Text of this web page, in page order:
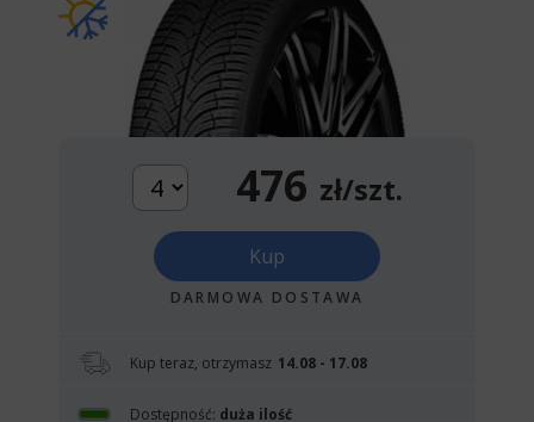
476 zł/szt.
Kup
DARMOWA DOSTAWA
Kup teraz, otrzymasz 14.08 - 17.08
Dostępność: duża ilość